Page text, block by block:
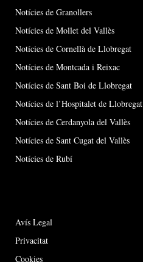
Notícies de Granollers
Notícies de Mollet del Vallès
Notícies de Cornellà de Llobregat
Notícies de Montcada i Reixac
Notícies de Sant Boi de Llobregat
Notícies de l’Hospitalet de Llobregat
Notícies de Cerdanyola del Vallès
Notícies de Sant Cugat del Vallès
Notícies de Rubí
Avís Legal
Privacitat
Cookies